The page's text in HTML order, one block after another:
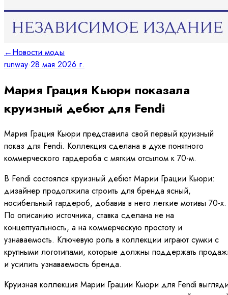
←Новости моды
runway·28 мая 2026 г.
Мария Грация Кьюри показала
круизный дебют для Fendi
Мария Грация Кьюри представила свой первый круизный
показ для Fendi. Коллекция сделана в духе понятного
коммерческого гардероба с мягким отсылом к 70-м.
В Fendi состоялся круизный дебют Марии Грации Кьюри:
дизайнер продолжила строить для бренда ясный,
носибельный гардероб, добавив в него легкие мотивы 70-х.
По описанию источника, ставка сделана не на
концептуальность, а на коммерческую простоту и
узнаваемость. Ключевую роль в коллекции играют сумки с
крупными логотипами, которые должны поддержать
и усилить узнаваемость бренда.
Круизная коллекция Марии Грации Кьюри для Fendi